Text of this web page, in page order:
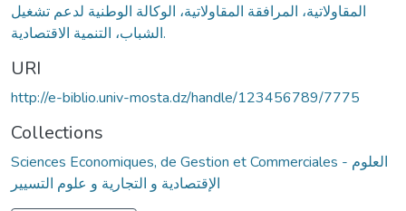
المقاولاتية، المرافقة المقاولاتية، الوكالة الوطنية لدعم تشغيل
الشباب، التنمية الاقتصادية.
URI
http://e-biblio.univ-mosta.dz/handle/123456789/7775
Collections
Sciences Economiques, de Gestion et Commerciales - العلوم
الإقتصادية و التجارية و علوم التسيير